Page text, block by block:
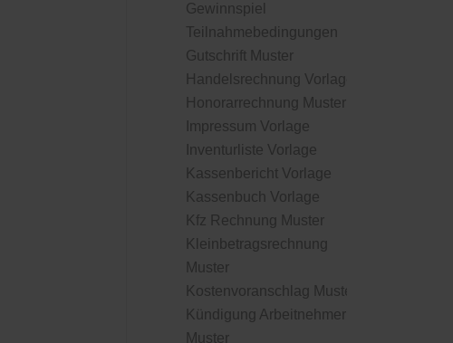
Gewinnspiel
Teilnahmebedingungen
Gutschrift Muster
Handelsrechnung Vorlage
Honorarrechnung Muster
Impressum Vorlage
Inventurliste Vorlage
Kassenbericht Vorlage
Kassenbuch Vorlage
Kfz Rechnung Muster
Kleinbetragsrechnung
Muster
Kostenvoranschlag Muster
Kündigung Arbeitnehmer
Muster